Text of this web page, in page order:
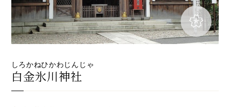
しろかねひかわじんじゃ
白金氷川神社